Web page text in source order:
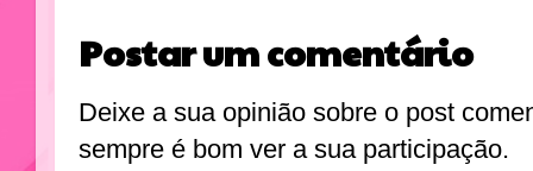
Postar um comentário
Deixe a sua opinião sobre o post
sempre é bom ver a sua participação.